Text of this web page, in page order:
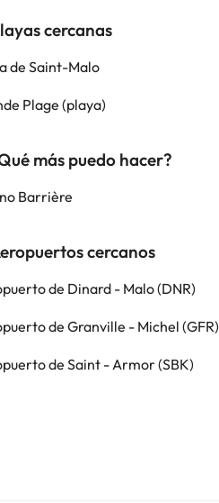
cercanas
de Saint-Malo
Plage (playa)
más puedo hacer?
Barrière
cercanos
de Dinard - Malo (DNR)
de Granville - Michel (GFR)
de Saint - Armor (SBK)